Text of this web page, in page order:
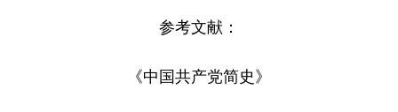
参考文献：
《中国共产党简史》